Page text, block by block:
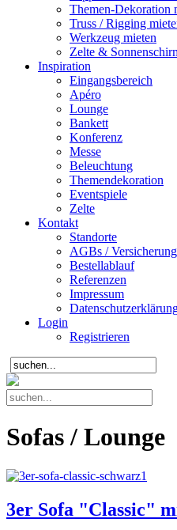
Themen-Dekoration
Truss / Rigging
Werkzeug mieten
Zelte &
Inspiration
Eingangsbereich
Apéro
Lounge
Bankett
Konferenz
Messe
Beleuchtung
Themendekoration
Eventspiele
Zelte
Kontakt
Standorte
AGBs / Versicherung
Bestellablauf
Referenzen
Impressum
Login
Registrieren
Sofas / Lounge
3er Sofa "Classic"